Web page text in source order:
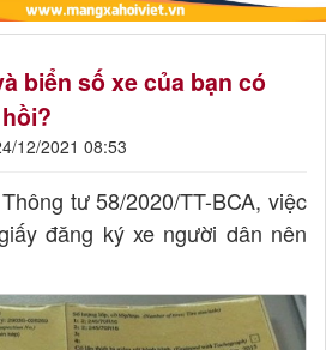
biển số xe của bạn có
12/2021 08:53
tư 58/2020/TT-BCA, việc
đăng ký xe người dân nên